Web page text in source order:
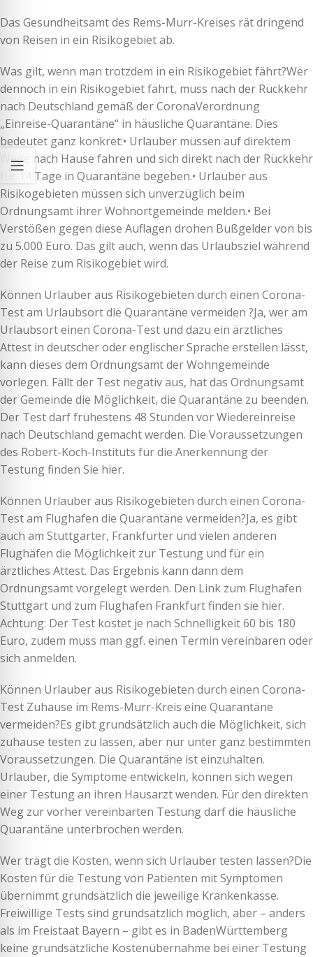
Das Gesundheitsamt des Rems-Murr-Kreises rät dringend
von Reisen in ein Risikogebiet ab.
Was gilt, wenn man trotzdem in ein Risikogebiet fährt?Wer
dennoch in ein Risikogebiet fährt, muss nach der Rückkehr
nach Deutschland gemäß der CoronaVerordnung
„Einreise-Quarantäne“ in häusliche Quarantäne. Dies
bedeutet ganz konkret:• Urlauber müssen auf direktem
Wege nach Hause fahren und sich direkt nach der Rückkehr
für 14 Tage in Quarantäne begeben.• Urlauber aus
Risikogebieten müssen sich unverzüglich beim
Ordnungsamt ihrer Wohnortgemeinde melden.• Bei
Verstößen gegen diese Auflagen drohen Bußgelder von bis
zu 5.000 Euro. Das gilt auch, wenn das Urlaubsziel während
der Reise zum Risikogebiet wird.
Können Urlauber aus Risikogebieten durch einen Corona-
Test am Urlaubsort die Quarantäne vermeiden ?Ja, wer am
Urlaubsort einen Corona-Test und dazu ein ärztliches
Attest in deutscher oder englischer Sprache erstellen lässt,
kann dieses dem Ordnungsamt der Wohngemeinde
vorlegen. Fällt der Test negativ aus, hat das Ordnungsamt
der Gemeinde die Möglichkeit, die Quarantäne zu beenden.
Der Test darf frühestens 48 Stunden vor Wiedereinreise
nach Deutschland gemacht werden. Die Voraussetzungen
des Robert-Koch-Instituts für die Anerkennung der
Testung finden Sie hier.
Können Urlauber aus Risikogebieten durch einen Corona-
Test am Flughafen die Quarantäne vermeiden?Ja, es gibt
auch am Stuttgarter, Frankfurter und vielen anderen
Flughäfen die Möglichkeit zur Testung und für ein
ärztliches Attest. Das Ergebnis kann dann dem
Ordnungsamt vorgelegt werden. Den Link zum Flughafen
Stuttgart und zum Flughafen Frankfurt finden sie hier.
Achtung: Der Test kostet je nach Schnelligkeit 60 bis 180
Euro, zudem muss man ggf. einen Termin vereinbaren oder
sich anmelden.
Können Urlauber aus Risikogebieten durch einen Corona-
Test Zuhause im Rems-Murr-Kreis eine Quarantäne
vermeiden?Es gibt grundsätzlich auch die Möglichkeit, sich
zuhause testen zu lassen, aber nur unter ganz bestimmten
Voraussetzungen. Die Quarantäne ist einzuhalten.
Urlauber, die Symptome entwickeln, können sich wegen
einer Testung an ihren Hausarzt wenden. Für den direkten
Weg zur vorher vereinbarten Testung darf die häusliche
Quarantäne unterbrochen werden.
Wer trägt die Kosten, wenn sich Urlauber testen lassen?Die
Kosten für die Testung von Patienten mit Symptomen
übernimmt grundsätzlich die jeweilige Krankenkasse.
Freiwillige Tests sind grundsätzlich möglich, aber – anders
als im Freistaat Bayern – gibt es in BadenWürttemberg
keine grundsätzliche Kostenübernahme bei einer Testung